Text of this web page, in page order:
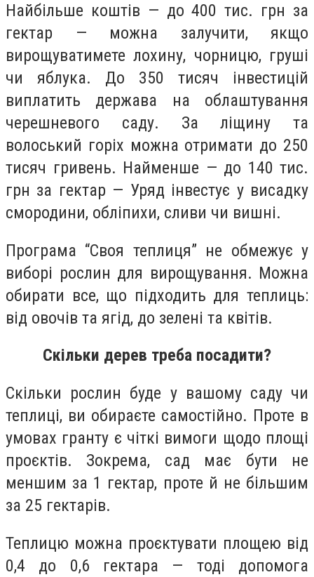
Найбільше коштів — до 400 тис. грн за
гектар — можна залучити, якщо
вирощуватимете лохину, чорницю, груші
чи яблука. До 350 тисяч інвестицій
виплатить держава на облаштування
черешневого саду. За ліщину та
волоський горіх можна отримати до 250
тисяч гривень. Найменше — до 140 тис.
грн за гектар — Уряд інвестує у висадку
смородини, обліпихи, сливи чи вишні.
Програма “Своя теплиця” не обмежує у
виборі рослин для вирощування. Можна
обирати все, що підходить для теплиць:
від овочів та ягід, до зелені та квітів.
Скільки дерев треба посадити?
Скільки рослин буде у вашому саду чи
теплиці, ви обираєте самостійно. Проте в
умовах гранту є чіткі вимоги щодо площі
проєктів. Зокрема, сад має бути не
меншим за 1 гектар, проте й не більшим
за 25 гектарів.
Теплицю можна проєктувати площею від
0,4 до 0,6 гектара — тоді допомога